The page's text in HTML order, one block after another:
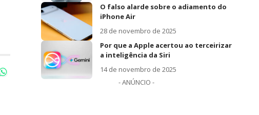
O falso alarde sobre o adiamento do
iPhone Air
28 de novembro de 2025
Por que a Apple acertou ao terceirizar
a inteligência da Siri
14 de novembro de 2025
- ANÚNCIO -